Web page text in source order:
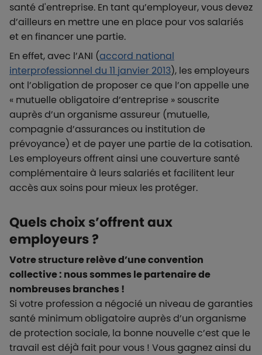
santé d'entreprise. En tant qu’employeur, vous devez
d’ailleurs en mettre une en place pour vos salariés
et en financer une partie.
En effet, avec l’ANI (accord national
interprofessionnel du 11 janvier 2013), les employeurs
ont l’obligation de proposer ce que l’on appelle une
« mutuelle obligatoire d’entreprise » souscrite
auprès d’un organisme assureur (mutuelle,
compagnie d’assurances ou institution de
prévoyance) et de payer une partie de la cotisation.
Les employeurs offrent ainsi une couverture santé
complémentaire à leurs salariés et facilitent leur
accès aux soins pour mieux les protéger.
Quels choix s’offrent aux
employeurs ?
Votre structure relève d’une convention
collective : nous sommes le partenaire de
nombreuses branches !
Si votre profession a négocié un niveau de garanties
santé minimum obligatoire auprès d’un organisme
de protection sociale, la bonne nouvelle c’est que le
travail est déjà fait pour vous ! Vous gagnez ainsi du